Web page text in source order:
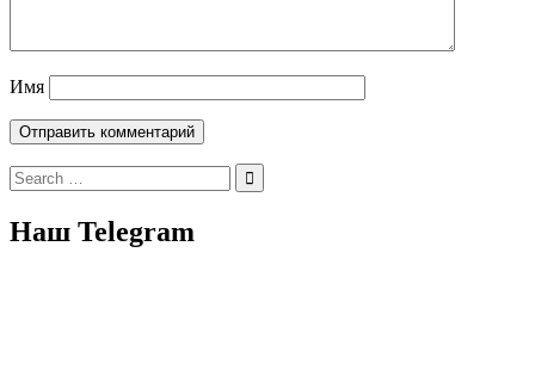
Имя
Search
for:
Наш Telegram